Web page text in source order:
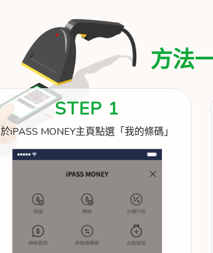
方法
STEP 1
於iPASS MONEY主頁點選「我的條碼」